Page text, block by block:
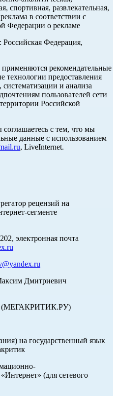
спортивная, развлекательная,
в соответствии с
Федерации о рекламе
Российская Федерация,
рекомендательные
предоставления
и анализа
пользователей сети
Российской
с тем, что мы
данные с использованием
, LiveInternet.
рецензий на
сегменте
электронная почта
Дмитриевич
(МЕГАКРИТИК.РУ)
на государственный язык
(для сетевого